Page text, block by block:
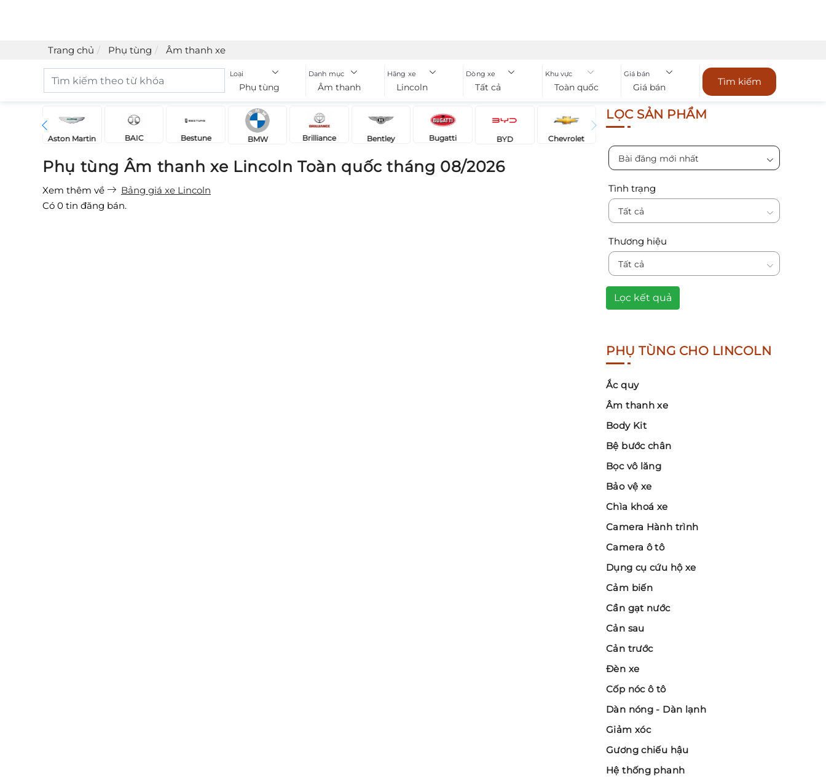
Trang chủ Phụ tùng Âm thanh xe
Loại
Phụ tùng
Danh mục
Âm thanh xe
Hãng xe
Lincoln
Dòng xe
Tất cả
Khu vực
Toàn quốc
Giá bán
Giá bán Tìm kiếm
Aston Martin BAIC Bestune BMW Brilliance Bentley Bugatti BYD Chevrolet
Phụ tùng Âm thanh xe Lincoln Toàn quốc tháng 08/2026
Xem thêm về
Bảng giá xe Lincoln
Có 0 tin đăng bán.
LỌC SẢN PHẨM
Bài đăng mới nhất
Tình trạng
Tất cả
Thương hiệu
Tất cả
Lọc kết quả
PHỤ TÙNG CHO LINCOLN
Ắc quy
Âm thanh xe
Body Kit
Bệ bước chân
Bọc vô lăng
Bảo vệ xe
Chìa khoá xe
Camera Hành trình
Camera ô tô
Dụng cụ cứu hộ xe
Cảm biến
Cần gạt nước
Cản sau
Cản trước
Đèn xe
Cốp nóc ô tô
Dàn nóng - Dàn lạnh
Giảm xóc
Gương chiếu hậu
Hệ thống phanh